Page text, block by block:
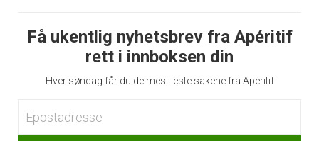
Få ukentlig nyhetsbrev fra Apéritif
rett i innboksen din
Hver søndag får du de mest leste sakene fra Apéritif